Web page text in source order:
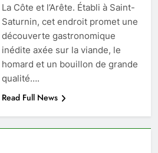
La Côte et l’Arête. Établi à Saint-
Saturnin, cet endroit promet une
découverte gastronomique
inédite axée sur la viande, le
homard et un bouillon de grande
qualité….
Read Full News